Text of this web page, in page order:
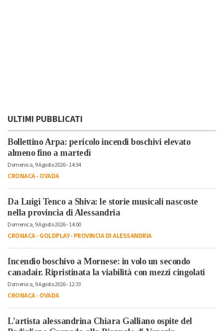
ULTIMI PUBBLICATI
Bollettino Arpa: pericolo incendi boschivi elevato
almeno fino a martedì
Domenica, 9 Agosto 2026 - 14:34
CRONACA-OVADA
Da Luigi Tenco a Shiva: le storie musicali nascoste
nella provincia di Alessandria
Domenica, 9 Agosto 2026 - 14:00
CRONACA-GOLDPLAY-PROVINCIA DI ALESSANDRIA
Incendio boschivo a Mornese: in volo un secondo
canadair. Ripristinata la viabilità con mezzi cingolati
Domenica, 9 Agosto 2026 - 12:33
CRONACA-OVADA
L’artista alessandrina Chiara Galliano ospite del